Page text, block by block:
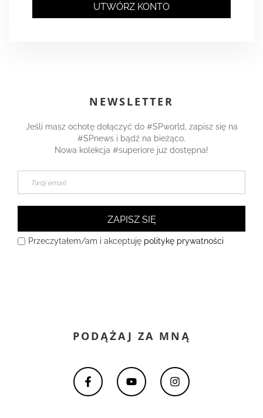
UTWÓRZ KONTO
NEWSLETTER
Jeśli masz ochotę dołączyć do #SPworld, zapisz się na
#SPnews i bądź na bieżąco.
Nowa kolekcja #superiore już dostępna!
ZAPISZ SIĘ
Przeczytałem/am i akceptuję politykę prywatności
PODĄŻAJ ZA MNĄ